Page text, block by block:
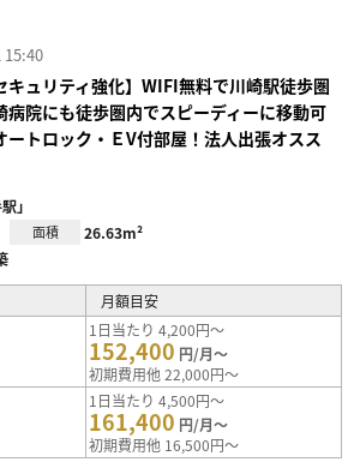
15:40
キュリティ強化】WIFI無料で川崎駅徒歩圏
病院にも徒歩圏内でスピーディーに移動可
トロック・ＥV付部屋！法人出張オスス
」
面積 26.63m²
月額目安
1日当たり 4,200円～
152,400 円/月～
初期費用他 22,000円～
1日当たり 4,500円～
161,400 円/月～
初期費用他 16,500円～